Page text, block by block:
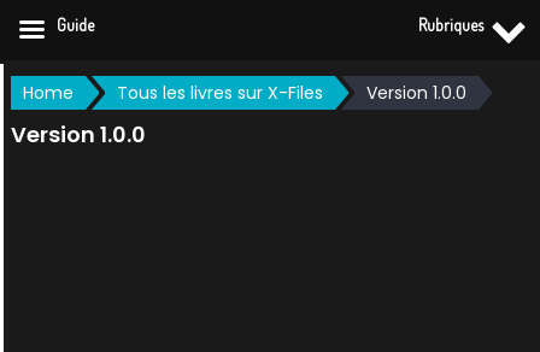
Skip
to
content
Home Tous les livres sur X-Files Version 1.0.0
Version 1.0.0
Guide Rubriques